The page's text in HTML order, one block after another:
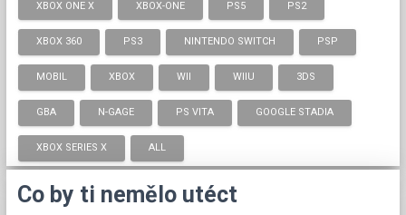
XBOX ONE X XBOX-ONE PS5 PS2
XBOX 360 PS3 NINTENDO SWITCH PSP
MOBIL XBOX WII WIIU 3DS
GBA N-GAGE PS VITA GOOGLE STADIA
XBOX SERIES X ALL
Co by ti nemělo utéct